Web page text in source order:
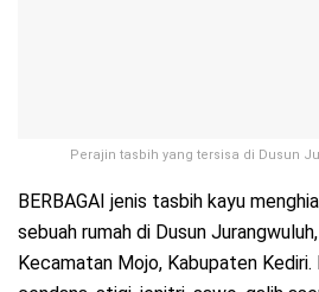
Perajin tasbih yang tersisa di Dusun
BERBAGAI jenis tasbih kayu
sebuah rumah di Dusun
Kecamatan Mojo, Kabupaten Kediri.